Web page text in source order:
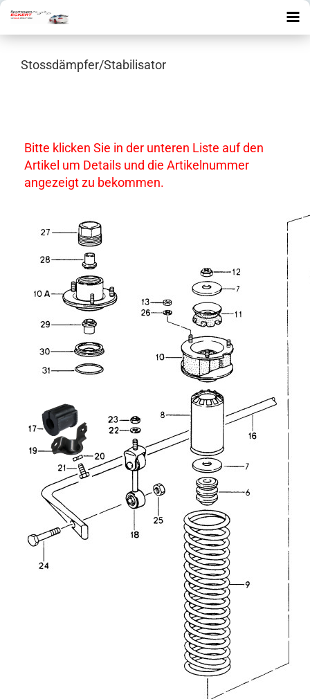
Stossdämpfer/Stabilisator
Bitte klicken Sie in der unteren Liste auf den
Artikel um Details und die Artikelnummer
angezeigt zu bekommen.